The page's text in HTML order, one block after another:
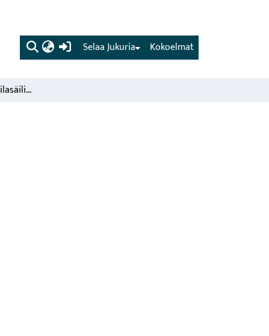
(current) Kokoelmat
Selaa Jukuria
Putkilypsykoneen ja tilasäiliön pesukone Pomo